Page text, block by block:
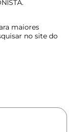
maiores
no site do